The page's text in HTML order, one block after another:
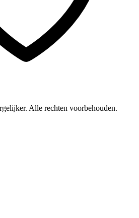
Alle rechten voorbehouden.